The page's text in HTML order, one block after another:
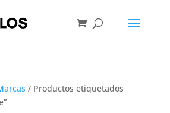
/ Productos etiquetados